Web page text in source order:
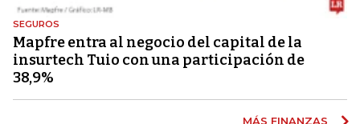
SEGUROS
Mapfre entra al negocio del capital de la
insurtech Tuio con una participación de
38,9%
MÁS FINANZAS